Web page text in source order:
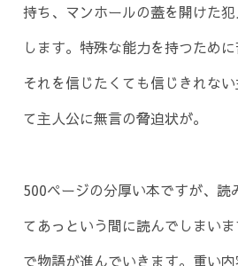
持ち、マンホールの蓋を開けた
します。特殊な能力を持つため
それを信じたくても信じきれな
て主人公に無言の脅迫状が。
500ページの分厚い本ですが、読
てあっという間に読んでしまい
で物語が進んでいきます。重い